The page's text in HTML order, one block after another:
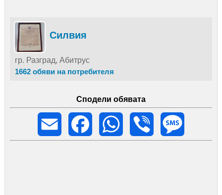
Силвия
гр. Разград, Абитрус
1662 обяви на потребителя
Сподели обявата
Email
Facebook WhatsApp Viber